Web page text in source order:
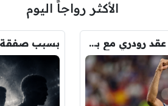
الأكثر رواجاً اليوم
عاجل : الكشف عن تفاصيل عقد رودري مع برشلونة.. قيمة الصفقة والراتب